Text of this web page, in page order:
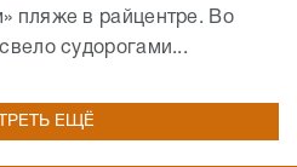
пляже в райцентре. Во
судорогами...
ЕЩЁ